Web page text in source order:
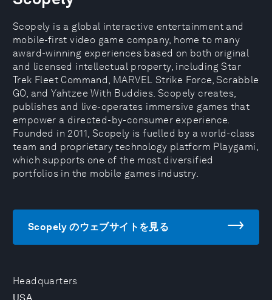
Headquarters
Scopely is a global interactive entertainment and
mobile-first video game company, home to many
award-winning experiences based on both original
and licensed intellectual property, including Star
Trek Fleet Command, MARVEL Strike Force, Scrabble
GO, and Yahtzee With Buddies. Scopely creates,
publishes and live-operates immersive games that
empower a directed-by-consumer experience.
Founded in 2011, Scopely is fuelled by a world-class
team and proprietary technology platform Playgami,
which supports one of the most diversified
portfolios in the mobile games industry.
Scopely のウェブサイトを見る